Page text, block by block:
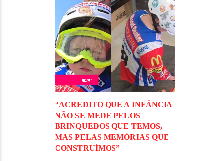
“ACREDITO QUE A INFÂNCIA
NÃO SE MEDE PELOS
BRINQUEDOS QUE TEMOS,
MAS PELAS MEMÓRIAS QUE
CONSTRUÍMOS”